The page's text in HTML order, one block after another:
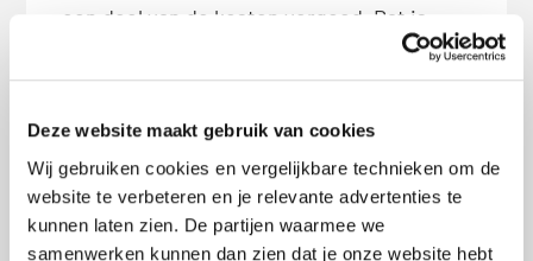
Deze website maakt gebruik van cookies
Wij gebruiken cookies en vergelijkbare technieken om de
website te verbeteren en je relevante advertenties te
kunnen laten zien. De partijen waarmee we
samenwerken kunnen dan zien dat je onze website hebt
een deel van de kosten vergoed. Dat is
zonde, want dat kan je veel geld kosten.
Wil je zeker weten dat je goed verzekerd
bent én niet te veel betaalt? Vergelijk dan
nu de verschillende woonverzekeringen
via Pricewise.